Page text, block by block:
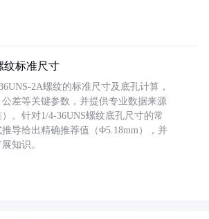
纹标准尺寸
2A螺纹的标准尺寸及底孔计算，
差等关键参数，并提供专业数据来源
）。针对1/4-36UNS螺纹底孔尺寸的常
导给出精确推荐值（Φ5.18mm），并
知识。